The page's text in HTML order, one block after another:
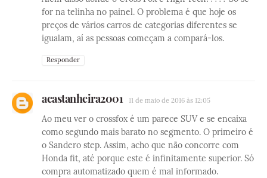
for na telinha no painel. O problema é que hoje os
preços de vários carros de categorias diferentes se
igualam, aí as pessoas começam a compará-los.
Responder
acastanheira2001 11 de maio de 2016 às 12:05
Ao meu ver o crossfox é um parece SUV e se encaixa
como segundo mais barato no segmento. O primeiro é
o Sandero step. Assim, acho que não concorre com
Honda fit, até porque este é infinitamente superior. Só
compra automatizado quem é mal informado.